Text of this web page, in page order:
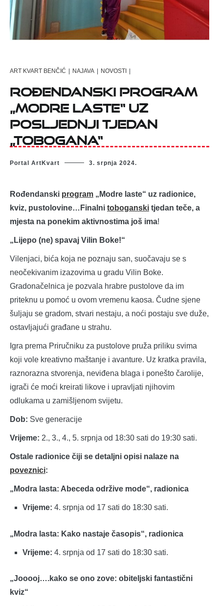
ART KVART BENČIĆ | NAJAVA | NOVOSTI |
Rođendanski program
„Modre laste“ uz
posljednji tjedan
„Tobogana“
Portal ArtKvart 3. srpnja 2024.
Rođendanski program „Modre laste“ uz radionice,
kviz, pustolovine…Finalni toboganski tjedan teče, a
mjesta na ponekim aktivnostima još ima!
„Lijepo (ne) spavaj Vilin Boke!“
Vilenjaci, bića koja ne poznaju san, suočavaju se s
neočekivanim izazovima u gradu Vilin Boke.
Gradonačelnica je pozvala hrabre pustolove da im
priteknu u pomoć u ovom vremenu kaosa. Čudne sjene
šuljaju se gradom, stvari nestaju, a noći postaju sve duže,
ostavljajući građane u strahu.
Igra prema Priručniku za pustolove pruža priliku svima
koji vole kreativno maštanje i avanture. Uz kratka pravila,
raznorazna stvorenja, neviđena blaga i ponešto čarolije,
igrači će moći kreirati likove i upravljati njihovim
odlukama u zamišljenom svijetu.
Dob: Sve generacije
Vrijeme: 2., 3., 4., 5. srpnja od 18:30 sati do 19:30 sati.
Ostale radionice čiji se detaljni opisi nalaze na
poveznici:
„Modra lasta: Abeceda održive mode“, radionica
Vrijeme: 4. srpnja od 17 sati do 18:30 sati.
„Modra lasta: Kako nastaje časopis“, radionica
Vrijeme: 4. srpnja od 17 sati do 18:30 sati.
„Jooooj….kako se ono zove: obiteljski fantastični
kviz“